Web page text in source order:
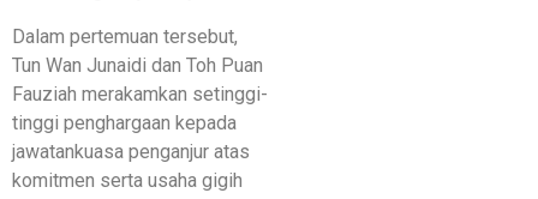
​Dalam pertemuan tersebut,
Tun Wan Junaidi dan Toh Puan
Fauziah merakamkan setinggi-
tinggi penghargaan kepada
jawatankuasa penganjur atas
komitmen serta usaha gigih